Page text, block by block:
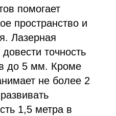
помогает
пространство и
Лазерная
точность
до 5 мм. Кроме
не более 2
1,5 метра в